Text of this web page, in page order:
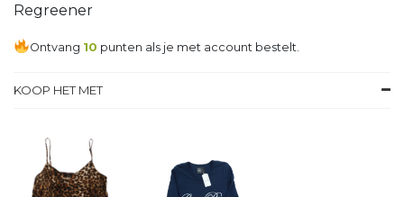
Regreener
Ontvang 10 punten als je met account bestelt.
KOOP HET MET